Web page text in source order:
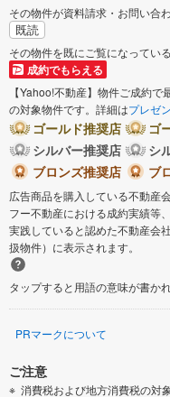
その物件が資料請求・お問い合
既読
その物件を既にご覧になってい
成約でもらえる
【Yahoo!不動産】物件ご成約
の対象物件です。詳細はプレゼ
ゴールド推奨店
ゴ
シルバー推奨店
シ
ブロンズ推奨店
ブ
広告商品を購入している不動産
フー不動産における成約実績等
実践していると認めた不動産会
扱物件）に表示されます。
タップすると用語の意味が書か
PRマークについて
ご注意
消費税および地方消費税の対